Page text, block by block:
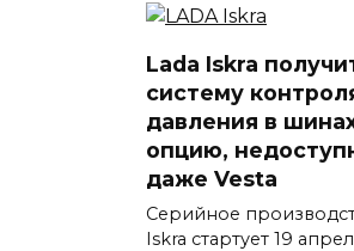
Lada Iskra
систему
давления в
опцию,
даже Vesta
Серийное
Iskra стартует 19